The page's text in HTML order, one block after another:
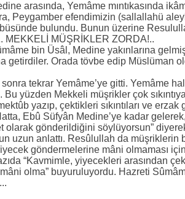
arasında, Yemâme mıntıkasında
Peygamber efendimizin (sallallahü
bulundu. Bunun üzerine
MEKKELİ MÜŞRİKLER ZORDA!..
bin Üsâl, Medine yakınlarına
getirdiler. Orada tövbe edip Müslüman
tekrar Yemâme’ye gitti. Yemâme
yüzden Mekkeli müşrikler çok
yazıp, çektikleri sıkıntıları ve
Ebû Süfyân Medine’ye kadar
olarak gönderildiğini söylüyorsun”
uzun anlattı. Resûlullah da müşriklerin
göndermelerine mâni olmaması
“Kavmimle, yiyecekleri arasından
olma” buyuruluyordu. Hazreti